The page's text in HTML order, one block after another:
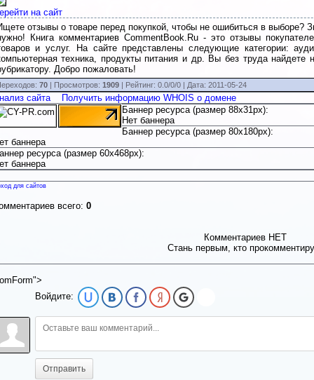
на сайт
отзывы о товаре перед покупкой, чтобы не ошибиться в выборе?
Книга комментариев CommentBook.Ru - это отзывы
и услуг. На сайте представлены следующие категории:
техника, продукты питания и др. Вы без труда
Добро пожаловать!
70| Просмотров: 1909| Рейтинг: 0.0/0/0 | Дата: 2011-05-24
сайта
Получить информацию WHOIS о домене
Баннер ресурса (размер 88x31px):
Нет баннера
Баннер ресурса (размер 80x180px):
баннера
ресурса (размер 60x468px):
баннера
для сайтов
всего: 0
Комментариев НЕТ
Стань первым, кто
Войдите:
Отправить